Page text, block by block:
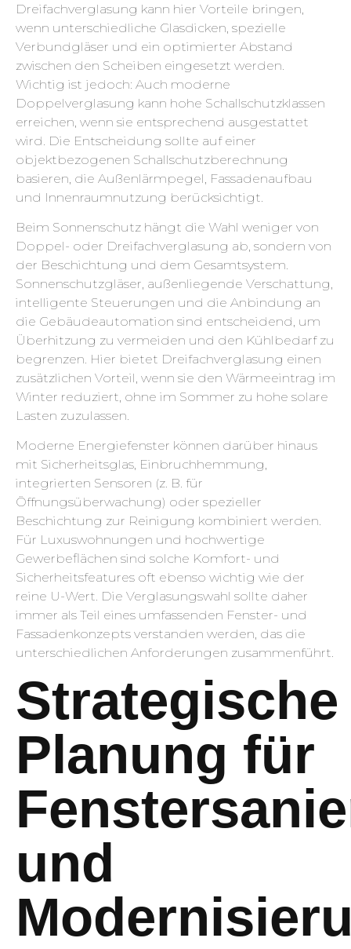
Dreifachverglasung kann hier Vorteile bringen,
wenn unterschiedliche Glasdicken, spezielle
Verbundgläser und ein optimierter Abstand
zwischen den Scheiben eingesetzt werden.
Wichtig ist jedoch: Auch moderne
Doppelverglasung kann hohe Schallschutzklassen
erreichen, wenn sie entsprechend ausgestattet
wird. Die Entscheidung sollte auf einer
objektbezogenen Schallschutzberechnung
basieren, die Außenlärmpegel, Fassadenaufbau
und Innenraumnutzung berücksichtigt.
Beim Sonnenschutz hängt die Wahl weniger von
Doppel- oder Dreifachverglasung ab, sondern von
der Beschichtung und dem Gesamtsystem.
Sonnenschutzgläser, außenliegende Verschattung,
intelligente Steuerungen und die Anbindung an
die Gebäudeautomation sind entscheidend, um
Überhitzung zu vermeiden und den Kühlbedarf zu
begrenzen. Hier bietet Dreifachverglasung einen
zusätzlichen Vorteil, wenn sie den Wärmeeintrag im
Winter reduziert, ohne im Sommer zu hohe solare
Lasten zuzulassen.
Moderne Energiefenster können darüber hinaus
mit Sicherheitsglas, Einbruchhemmung,
integrierten Sensoren (z. B. für
Öffnungsüberwachung) oder spezieller
Beschichtung zur Reinigung kombiniert werden.
Für Luxuswohnungen und hochwertige
Gewerbeflächen sind solche Komfort- und
Sicherheitsfeatures oft ebenso wichtig wie der
reine U-Wert. Die Verglasungswahl sollte daher
immer als Teil eines umfassenden Fenster- und
Fassadenkonzepts verstanden werden, das die
unterschiedlichen Anforderungen zusammenführt.
Strategische
Planung für
und